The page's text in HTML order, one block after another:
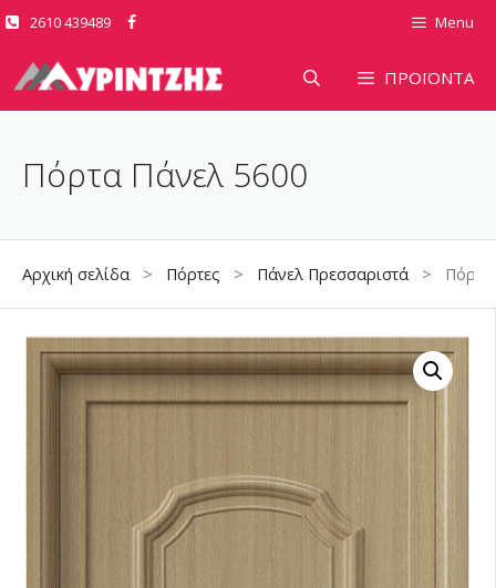
Μετάβαση
περιεχόμενο
2610 439489 Menu
ΠΡΟΪΟΝΤΑ
Πόρτα Πάνελ 5600
Αρχική σελίδα > Πόρτες > Πάνελ Πρεσσαριστά > Πόρτα